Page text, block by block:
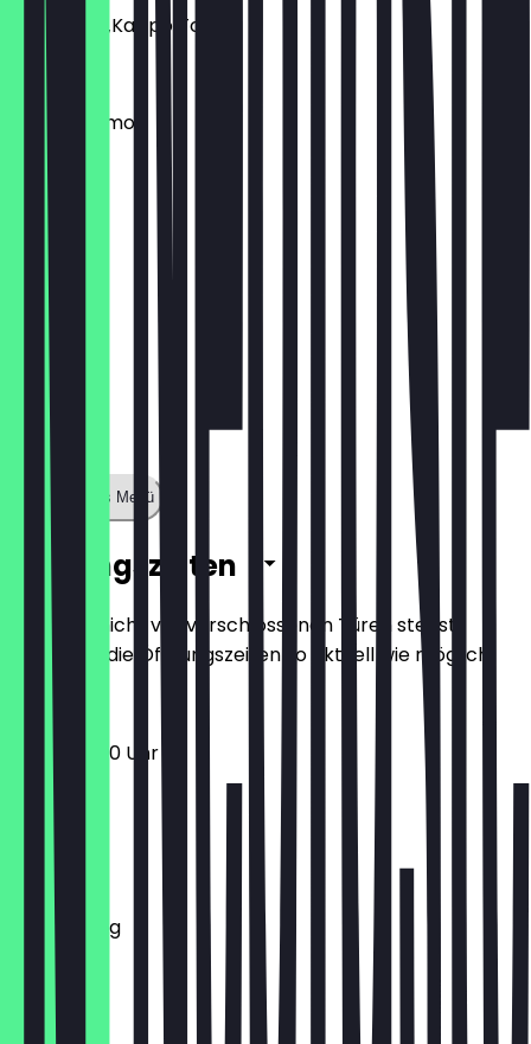
Unagi & Ei „Kappo Toast“
€ 14,00
Simple Salmon
Zeige ganzes Menü
Öffnungszeiten
Damit du nicht vor verschlossenen Türen stehst,
halten wir die Öffnungszeiten so aktuell wie möglich.
12:00 - 22:30 Uhr
Montag
Dienstag
Mittwoch
Donnerstag
Freitag
Samstag
Sonntag